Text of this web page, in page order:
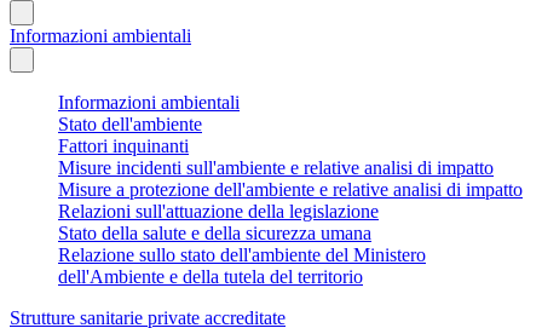
Informazioni ambientali
Informazioni ambientali
Stato dell'ambiente
Fattori inquinanti
Misure incidenti sull'ambiente e relative analisi di impatto
Misure a protezione dell'ambiente e relative analisi di impatto
Relazioni sull'attuazione della legislazione
Stato della salute e della sicurezza umana
Relazione sullo stato dell'ambiente del Ministero
dell'Ambiente e della tutela del territorio
Strutture sanitarie private accreditate